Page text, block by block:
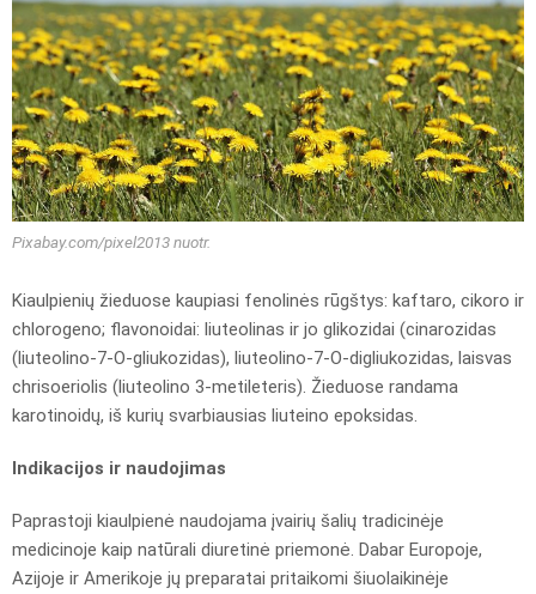
Pixabay.com/pixel2013 nuotr.
Kiaulpienių žieduose kaupiasi fenolinės rūgštys: kaftaro, cikoro ir
chlorogeno; flavonoidai: liuteolinas ir jo glikozidai (cinarozidas
(liuteolino-7-O-gliukozidas), liuteolino-7-O-digliukozidas, laisvas
chrisoeriolis (liuteolino 3-metileteris). Žieduose randama
karotinoidų, iš kurių svarbiausias liuteino epoksidas.
Indikacijos ir naudojimas
Paprastoji kiaulpienė naudojama įvairių šalių tradicinėje
medicinoje kaip natūrali diuretinė priemonė. Dabar Europoje,
Azijoje ir Amerikoje jų preparatai pritaikomi šiuolaikinėje